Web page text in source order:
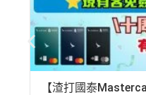
【渣打國泰